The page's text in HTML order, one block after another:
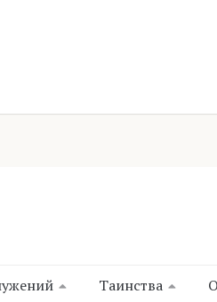
Таинства